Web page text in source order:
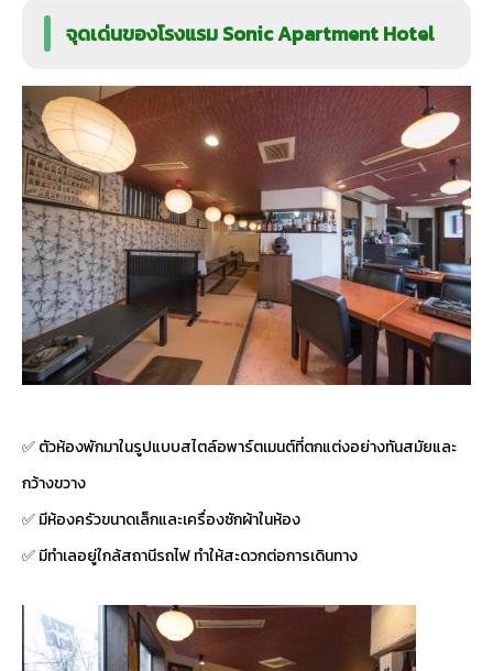
จุดเด่นของโรงแรม Sonic Apartment Hotel
✅ ตัวห้องพักมาในรูปแบบสไตล์อพาร์ตเมนต์ที่ตกแต่งอย่างทันสมัยและ
กว้างขวาง
✅ มีห้องครัวขนาดเล็กและเครื่องซักผ้าในห้อง
✅ มีทำเลอยู่ใกล้สถานีรถไฟ ทำให้สะดวกต่อการเดินทาง